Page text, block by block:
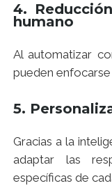
4.
humano
Al automatizar
pueden
5.
Gracias a la
adaptar las
específicas de